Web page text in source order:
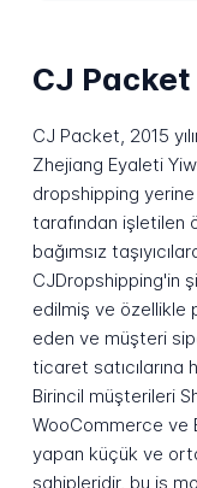
CJ
CJ Packet, 2015
Zhejiang Eyaleti
dropshipping
tarafından işletilen
bağımsız
CJDropshipping'in
edilmiş ve özellikle
eden ve müşteri
ticaret satıcılarına
Birincil müşterileri
WooCommerce ve
yapan küçük ve
sahipleridir, bu iş